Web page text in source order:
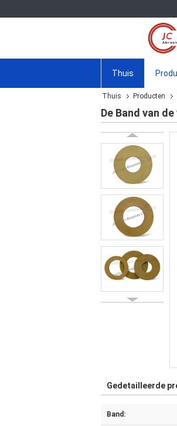
Thuis
Thuis Producten
De Band van
Gedetailleerde
Band: